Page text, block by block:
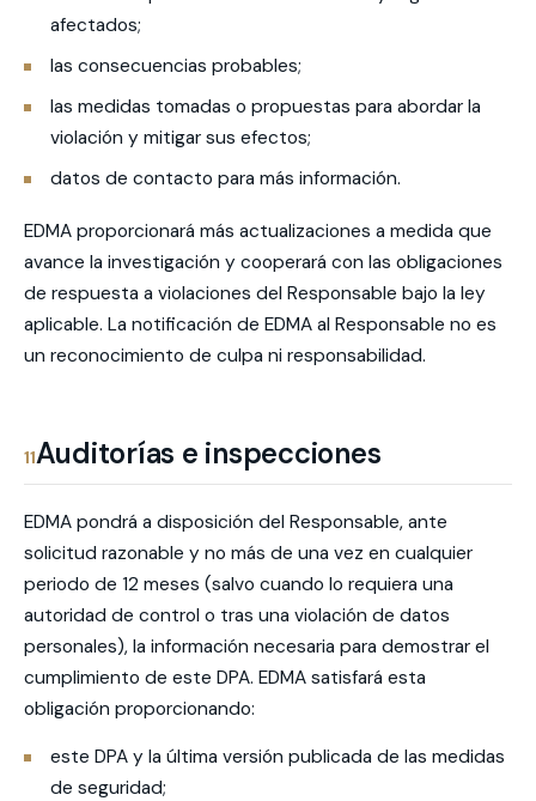
afectados;
las consecuencias probables;
las medidas tomadas o propuestas para abordar la
violación y mitigar sus efectos;
datos de contacto para más información.
EDMA proporcionará más actualizaciones a medida que
avance la investigación y cooperará con las obligaciones
de respuesta a violaciones del Responsable bajo la ley
aplicable. La notificación de EDMA al Responsable no es
un reconocimiento de culpa ni responsabilidad.
11Auditorías e inspecciones
EDMA pondrá a disposición del Responsable, ante
solicitud razonable y no más de una vez en cualquier
periodo de 12 meses (salvo cuando lo requiera una
autoridad de control o tras una violación de datos
personales), la información necesaria para demostrar el
cumplimiento de este DPA. EDMA satisfará esta
obligación proporcionando:
este DPA y la última versión publicada de las medidas
de seguridad;